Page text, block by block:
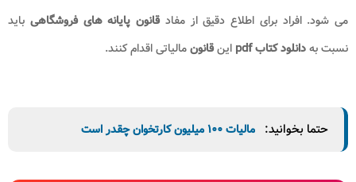
می شود. افراد برای اطلاع دقیق از مفاد قانون پایانه های فروشگاهی باید
نسبت بهدانلود کتاب pdf اینقانونمالیاتی اقدام کنند.
حتما بخوانید: مالیات ۱۰۰ میلیون کارتخوان چقدر است